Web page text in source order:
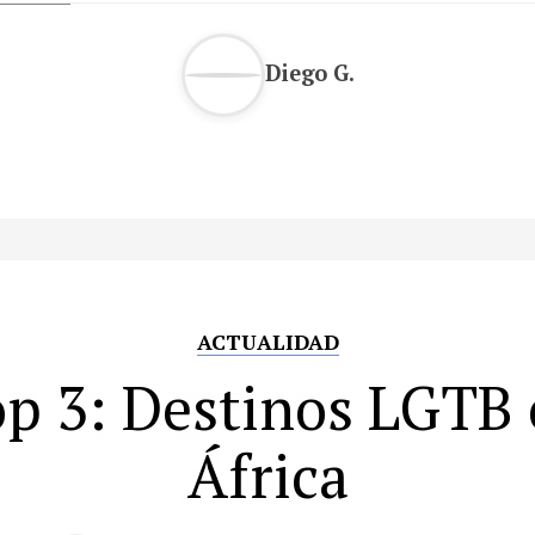
Diego G.
ACTUALIDAD
3: Destinos LGTB
África